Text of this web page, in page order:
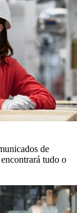
de
tudo o